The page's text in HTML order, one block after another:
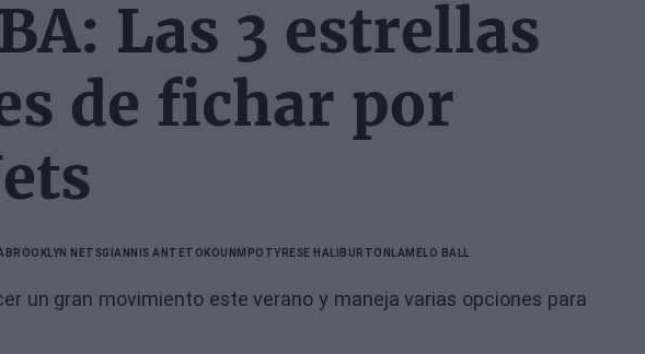
Las 3 estrellas
de fichar por
BROOKLYN NETSGIANNIS ANTETOKOUNMPO TYRESE HALIBURTONLAMELO BALL
un gran movimiento este verano y maneja varias opciones para